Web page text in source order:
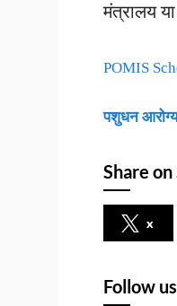
मंत्रालय
POMIS
पशुधन
Share
x
Follow